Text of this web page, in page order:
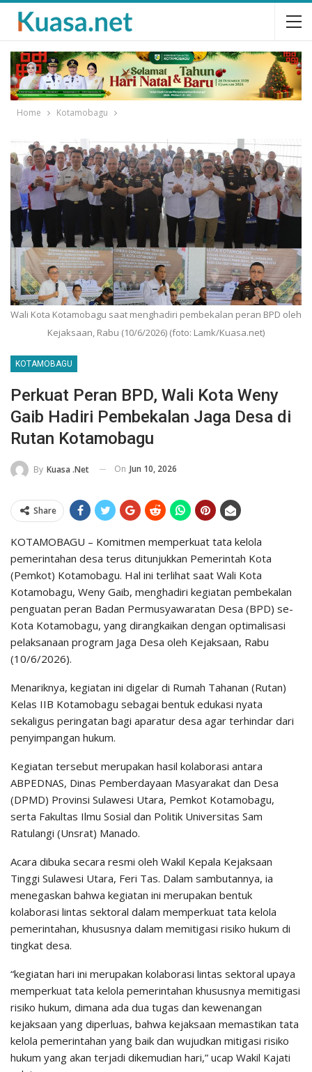
Home Kotamobagu
Wali Kota Kotamobagu saat menghadiri pembekalan peran BPD oleh
Kejaksaan, Rabu (10/6/2026) (foto: Lamk/Kuasa.net)
KOTAMOBAGU
Perkuat Peran BPD, Wali Kota Weny
Gaib Hadiri Pembekalan Jaga Desa di
Rutan Kotamobagu
By Kuasa .net On Jun 10, 2026
Share
KOTAMOBAGU – Komitmen memperkuat tata kelola
pemerintahan desa terus ditunjukkan Pemerintah Kota
(Pemkot) Kotamobagu. Hal ini terlihat saat Wali Kota
Kotamobagu, Weny Gaib, menghadiri kegiatan pembekalan
penguatan peran Badan Permusyawaratan Desa (BPD) se-
Kota Kotamobagu, yang dirangkaikan dengan optimalisasi
pelaksanaan program Jaga Desa oleh Kejaksaan, Rabu
(10/6/2026).
Menariknya, kegiatan ini digelar di Rumah Tahanan (Rutan)
Kelas IIB Kotamobagu sebagai bentuk edukasi nyata
sekaligus peringatan bagi aparatur desa agar terhindar dari
penyimpangan hukum.
Kegiatan tersebut merupakan hasil kolaborasi antara
ABPEDNAS, Dinas Pemberdayaan Masyarakat dan Desa
(DPMD) Provinsi Sulawesi Utara, Pemkot Kotamobagu,
serta Fakultas Ilmu Sosial dan Politik Universitas Sam
Ratulangi (Unsrat) Manado.
Acara dibuka secara resmi oleh Wakil Kepala Kejaksaan
Tinggi Sulawesi Utara, Feri Tas. Dalam sambutannya, ia
menegaskan bahwa kegiatan ini merupakan bentuk
kolaborasi lintas sektoral dalam memperkuat tata kelola
pemerintahan, khususnya dalam memitigasi risiko hukum di
tingkat desa.
“kegiatan hari ini merupakan kolaborasi lintas sektoral upaya
memperkuat tata kelola pemerintahan khususnya memitigasi
risiko hukum, dimana ada dua tugas dan kewenangan
kejaksaan yang diperluas, bahwa kejaksaan memastikan tata
kelola pemerintahan yang baik dan wujudkan mitigasi risiko
hukum yang akan terjadi dikemudian hari,” ucap Wakil Kajati